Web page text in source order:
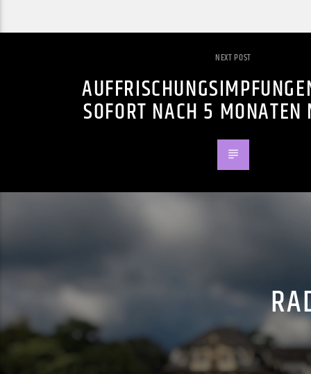
NEXT POST
SOFORT NACH 5 MONATEN